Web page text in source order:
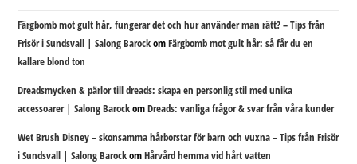
Färgbomb mot gult hår, fungerar det och hur använder man rätt? – Tips från
Frisör i Sundsvall | Salong BarockomFärgbomb mot gult hår: så får du en
kallare blond ton
Dreadsmycken & pärlor till dreads: skapa en personlig stil med unika
accessoarer | Salong BarockomDreads: vanliga frågor & svar från våra kunder
Wet Brush Disney – skonsamma hårborstar för barn och vuxna – Tips från Frisör
i Sundsvall | Salong BarockomHårvård hemma vid hårt vatten